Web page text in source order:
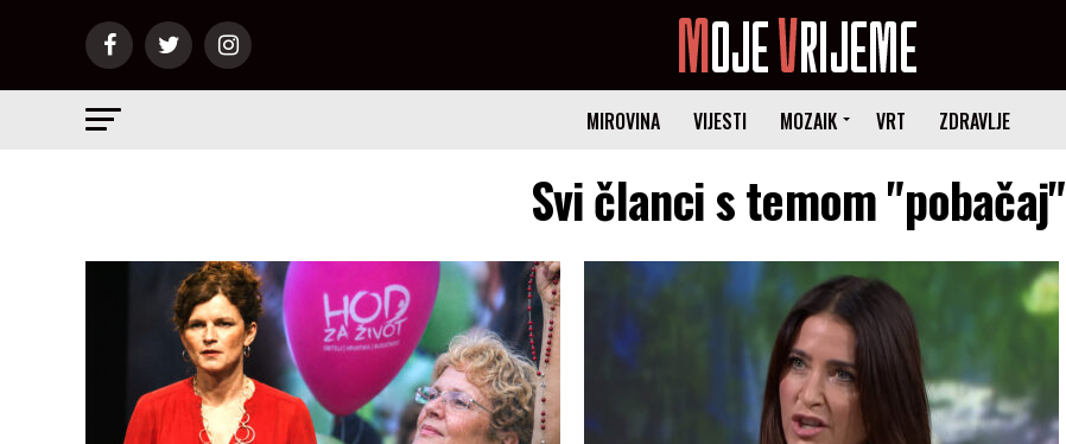
MIROVINA VIJESTI MOZAIK VRT ZDRAVLJE
Svi članci s temom "pobačaj"